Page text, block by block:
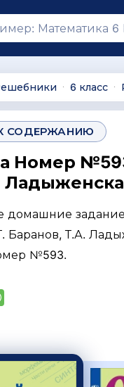
∙ 6 класс ∙
СОДЕРЖАНИЮ
Номер
домашние
Баранов, Т.А.
№593.